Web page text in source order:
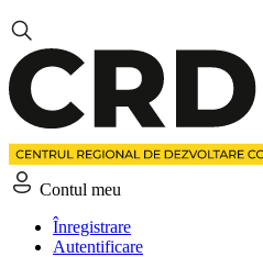
Contul meu
Înregistrare
Autentificare